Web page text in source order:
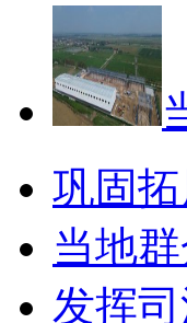
巩固
当地
发挥